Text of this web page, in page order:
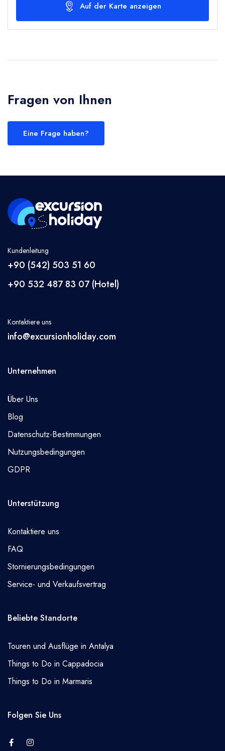
Auf der Karte anzeigen
Fragen von Ihnen
Eine Frage haben?
Kundenleitung
+90 (542) 503 51 60
+90 532 487 83 07 (Hotel)
Kontaktiere uns
info@excursionholiday.com
Unternehmen
Über Uns
Blog
Datenschutz-Bestimmungen
Nutzungsbedingungen
GDPR
Unterstützung
Kontaktiere uns
FAQ
Stornierungsbedingungen
Service- und Verkaufsvertrag
Beliebte Standorte
Touren und Ausflüge in Antalya
Things to Do in Cappadocia
Things to Do in Marmaris
Folgen Sie Uns